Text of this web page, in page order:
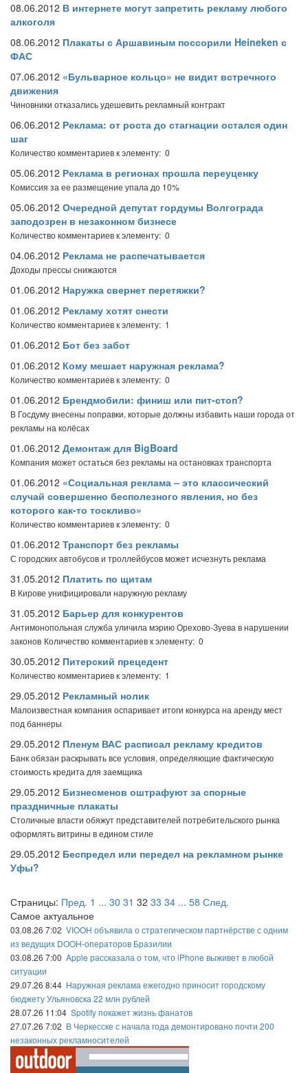
08.06.2012 В интернете могут запретить рекламу любого
алкоголя
08.06.2012 Плакаты с Аршавиным поссорили Heineken с
ФАС
07.06.2012 «Бульварное кольцо» не видит встречного
движения
Чиновники отказались удешевить рекламный контракт
06.06.2012 Реклама: от роста до стагнации остался один
шаг
Количество комментариев к элементу: 0
05.06.2012 Реклама в регионах прошла переуценку
Комиссия за ее размещение упала до 10%
05.06.2012 Очередной депутат гордумы Волгограда
заподозрен в незаконном бизнесе
Количество комментариев к элементу: 0
04.06.2012 Реклама не распечатывается
Доходы прессы снижаются
01.06.2012 Наружка свернет перетяжки?
01.06.2012 Рекламу хотят снести
Количество комментариев к элементу: 1
01.06.2012 Бот без забот
01.06.2012 Кому мешает наружная реклама?
Количество комментариев к элементу: 0
01.06.2012 Брендмобили: финиш или пит-стоп?
В Госдуму внесены поправки, которые должны избавить наши города от
рекламы на колёсах
01.06.2012 Демонтаж для BigBoard
Компания может остаться без рекламы на остановках транспорта
01.06.2012 «Социальная реклама – это классический
случай совершенно бесполезного явления, но без
которого как-то тоскливо»
Количество комментариев к элементу: 0
01.06.2012 Транспорт без рекламы
С городских автобусов и троллейбусов может исчезнуть реклама
31.05.2012 Платить по щитам
В Кирове унифицировали наружную рекламу
31.05.2012 Барьер для конкурентов
Антимонопольная служба уличила мэрию Орехово-Зуева в нарушении
законов Количество комментариев к элементу: 0
30.05.2012 Питерский прецедент
Количество комментариев к элементу: 1
29.05.2012 Рекламный нолик
Малоизвестная компания оспаривает итоги конкурса на аренду мест
под баннеры
29.05.2012 Пленум ВАС расписал рекламу кредитов
Банк обязан раскрывать все условия, определяющие фактическую
стоимость кредита для заемщика
29.05.2012 Бизнесменов оштрафуют за спорные
праздничные плакаты
Столичные власти обяжут представителей потребительского рынка
оформлять витрины в едином стиле
29.05.2012 Беспредел или передел на рекламном рынке
Уфы?
Страницы: Пред. 1 ... 30 31 32 33 34 ... 58 След.
Самое актуальное
03.08.26 7:02 VIOOH объявила о стратегическом партнёрстве с одним
из ведущих DOOH-операторов Бразилии
03.08.26 7:00 Apple рассказала о том, что iPhone выживет в любой
ситуации
29.07.26 8:44 Наружная реклама ежегодно приносит городскому
бюджету Ульяновска 22 млн рублей
28.07.26 11:04 Spotify покажет жизнь фанатов
27.07.26 7:02 В Черкесске с начала года демонтировано почти 200
незаконных рекламносителей